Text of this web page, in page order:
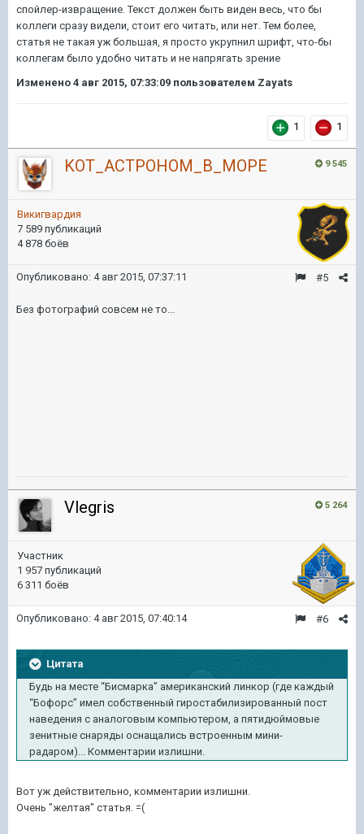
спойлер-извращение. Текст должен быть виден весь, что бы
коллеги сразу видели, стоит его читать, или нет. Тем более,
статья не такая уж большая, я просто укрупнил шрифт, что-бы
коллегам было удобно читать и не напрягать зрение
Изменено 4 авг 2015, 07:33:09 пользователем Zayats
1 1
9 545
KOT_ACTPOHOM_B_MOPE
Викигвардия
7 589 публикаций
4 878 боёв
#5
Опубликовано: 4 авг 2015, 07:37:11
Без фотографий совсем не то...
5 264
Vlegris
Участник
1 957 публикаций
6 311 боёв
#6
Опубликовано: 4 авг 2015, 07:40:14
Цитата
Будь на месте “Бисмарка” американский линкор (где каждый
“Бофорс” имел собственный гиростабилизированный пост
наведения с аналоговым компьютером, а пятидюймовые
зенитные снаряды оснащались встроенным мини-
радаром)... Комментарии излишни.
Вот уж действительно, комментарии излишни.
Очень "желтая" статья. =(